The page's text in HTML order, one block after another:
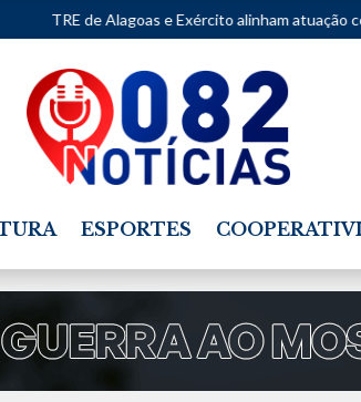
Alagoas e Exército alinham atuação conjunta para
ESPORTES